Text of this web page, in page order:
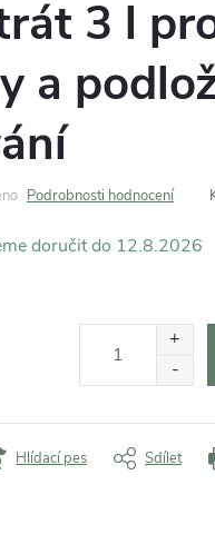
3 l
a
Podrobnosti hodnocení
12.8.2026
Hlídací pes Sdílet